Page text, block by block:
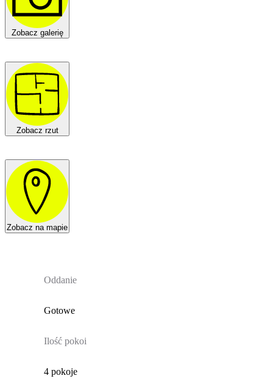
Zobacz galerię
Zobacz rzut
Zobacz na mapie
Oddanie
Gotowe
Ilość pokoi
4 pokoje